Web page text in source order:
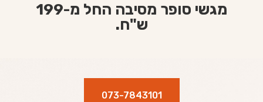
מגשי סופר מסיבה החל מ-199
ש"ח.
073-7843101